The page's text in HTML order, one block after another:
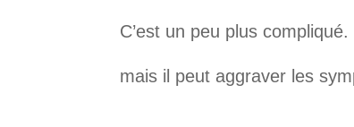
C’est un peu plus
mais il peut aggraver les